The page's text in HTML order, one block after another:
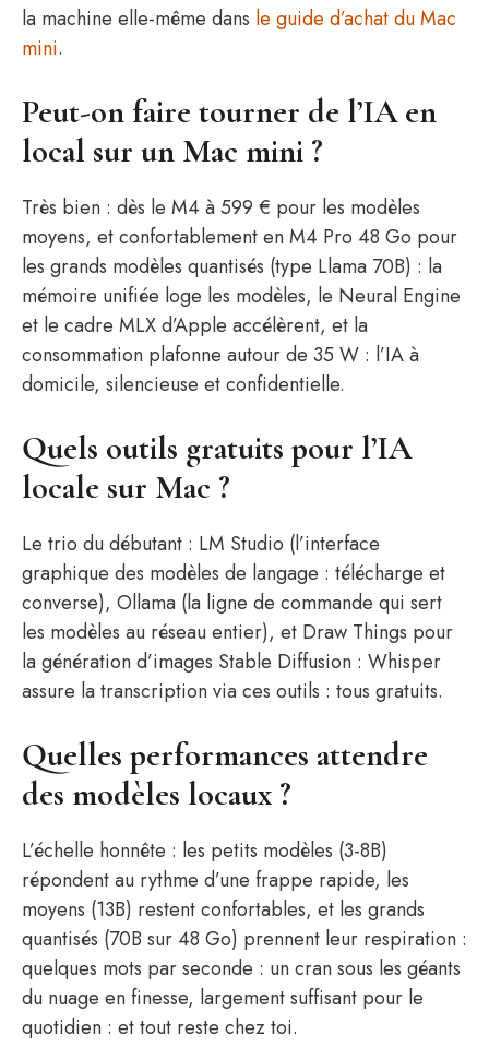
la machine elle-même dans le guide d’achat du Mac
mini.
Peut-on faire tourner de l’IA en
local sur un Mac mini ?
Très bien : dès le M4 à 599 € pour les modèles
moyens, et confortablement en M4 Pro 48 Go pour
les grands modèles quantisés (type Llama 70B) : la
mémoire unifiée loge les modèles, le Neural Engine
et le cadre MLX d’Apple accélèrent, et la
consommation plafonne autour de 35 W : l’IA à
domicile, silencieuse et confidentielle.
Quels outils gratuits pour l’IA
locale sur Mac ?
Le trio du débutant : LM Studio (l’interface
graphique des modèles de langage : télécharge et
converse), Ollama (la ligne de commande qui sert
les modèles au réseau entier), et Draw Things pour
la génération d’images Stable Diffusion : Whisper
assure la transcription via ces outils : tous gratuits.
Quelles performances attendre
des modèles locaux ?
L’échelle honnête : les petits modèles (3-8B)
répondent au rythme d’une frappe rapide, les
moyens (13B) restent confortables, et les grands
quantisés (70B sur 48 Go) prennent leur respiration :
quelques mots par seconde : un cran sous les géants
du nuage en finesse, largement suffisant pour le
quotidien : et tout reste chez toi.